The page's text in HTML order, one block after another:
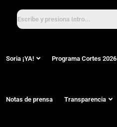
Soria ¡YA! Programa Cortes 2026
Notas de prensa Transparencia